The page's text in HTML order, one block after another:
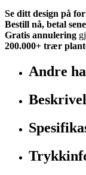
Se ditt design på
Bestill nå, betal
Gratis annulering
200.000+ trær
Andre